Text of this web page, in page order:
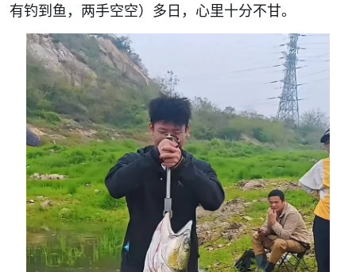
有钓到鱼，两手空空）多日，心里十分不甘。